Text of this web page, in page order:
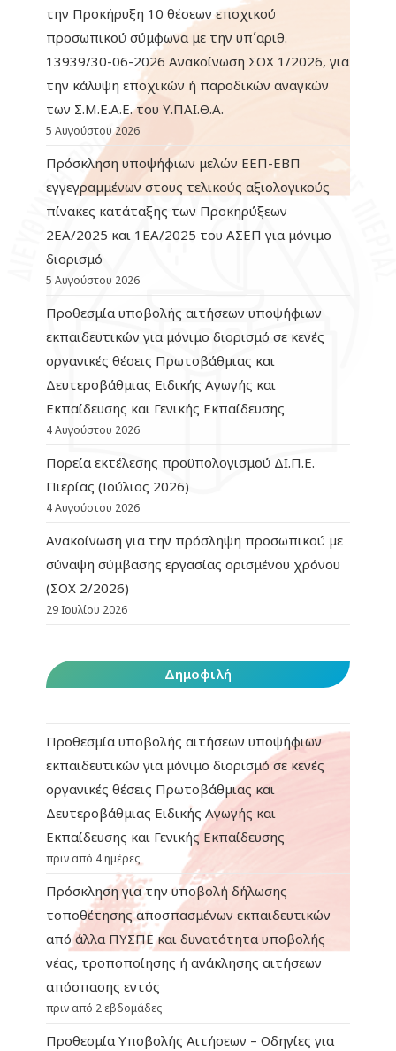
την Προκήρυξη 10 θέσεων εποχικού
προσωπικού σύμφωνα με την υπ΄αριθ.
13939/30-06-2026 Ανακοίνωση ΣΟΧ 1/2026, για
την κάλυψη εποχικών ή παροδικών αναγκών
των Σ.Μ.Ε.Α.Ε. του Υ.ΠΑΙ.Θ.Α.
5 Αυγούστου 2026
Πρόσκληση υποψήφιων μελών ΕΕΠ-ΕΒΠ
εγγεγραμμένων στους τελικούς αξιολογικούς
πίνακες κατάταξης των Προκηρύξεων
2ΕΑ/2025 και 1ΕΑ/2025 του ΑΣΕΠ για μόνιμο
διορισμό
5 Αυγούστου 2026
Προθεσμία υποβολής αιτήσεων υποψήφιων
εκπαιδευτικών για μόνιμο διορισμό σε κενές
οργανικές θέσεις Πρωτοβάθμιας και
Δευτεροβάθμιας Ειδικής Αγωγής και
Εκπαίδευσης και Γενικής Εκπαίδευσης
4 Αυγούστου 2026
Πορεία εκτέλεσης προϋπολογισμού ΔΙ.Π.Ε.
Πιερίας (Ιούλιος 2026)
4 Αυγούστου 2026
Ανακοίνωση για την πρόσληψη προσωπικού με
σύναψη σύμβασης εργασίας ορισμένου χρόνου
(ΣΟΧ 2/2026)
29 Ιουλίου 2026
Δημοφιλή
Προθεσμία υποβολής αιτήσεων υποψήφιων
εκπαιδευτικών για μόνιμο διορισμό σε κενές
οργανικές θέσεις Πρωτοβάθμιας και
Δευτεροβάθμιας Ειδικής Αγωγής και
Εκπαίδευσης και Γενικής Εκπαίδευσης
πριν από 4 ημέρες
Πρόσκληση για την υποβολή δήλωσης
τοποθέτησης αποσπασμένων εκπαιδευτικών
από άλλα ΠΥΣΠΕ και δυνατότητα υποβολής
νέας, τροποποίησης ή ανάκλησης αιτήσεων
απόσπασης εντός
πριν από 2 εβδομάδες
Προθεσμία Υποβολής Αιτήσεων – Οδηγίες για